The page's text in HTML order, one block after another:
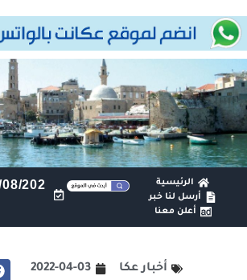
الرئيسية
أرسل لنا خبر
أعلن معنا
08/202
أخبار عكا
2022-04-03